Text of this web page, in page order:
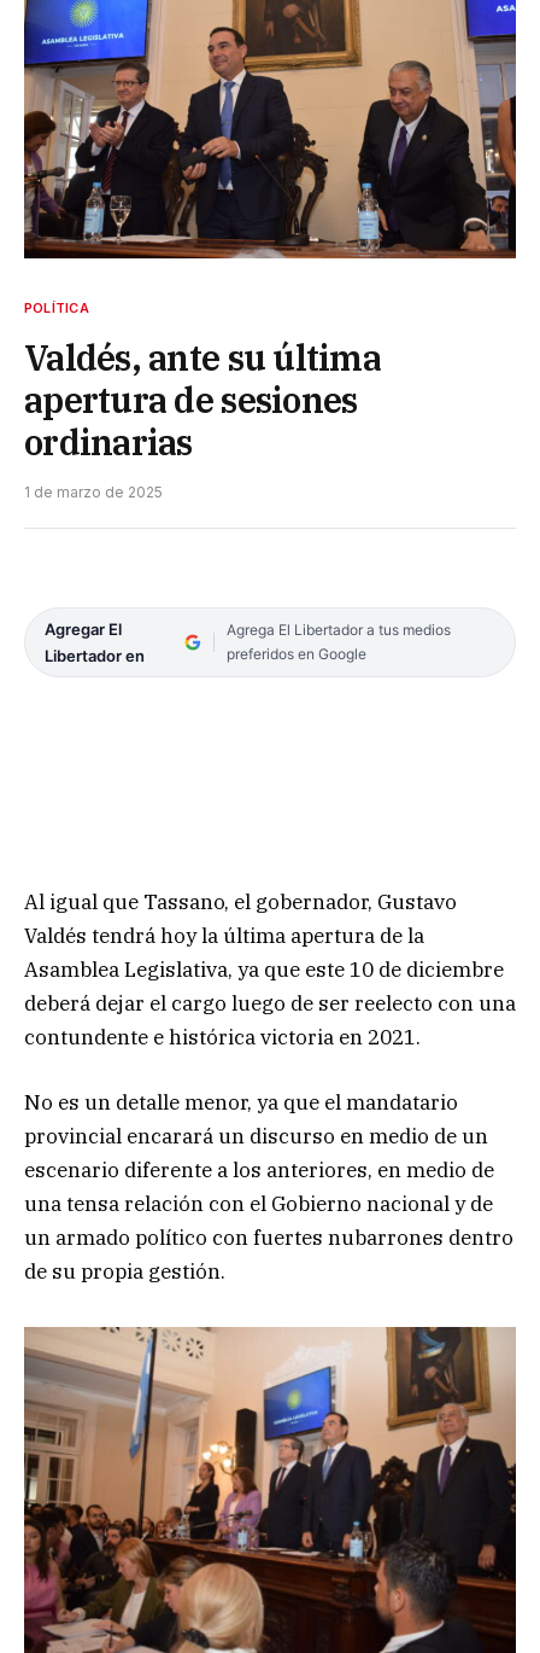
POLÍTICA
Valdés, ante su última
apertura de sesiones
ordinarias
1 de marzo de 2025
Agregar El
Libertador en
Agrega El Libertador a tus medios
preferidos en Google
Al igual que Tassano, el gobernador, Gustavo
Valdés tendrá hoy la última apertura de la
Asamblea Legislativa, ya que este 10 de diciembre
deberá dejar el cargo luego de ser reelecto con una
contundente e histórica victoria en 2021.
No es un detalle menor, ya que el mandatario
provincial encarará un discurso en medio de un
escenario diferente a los anteriores, en medio de
una tensa relación con el Gobierno nacional y de
un armado político con fuertes nubarrones dentro
de su propia gestión.